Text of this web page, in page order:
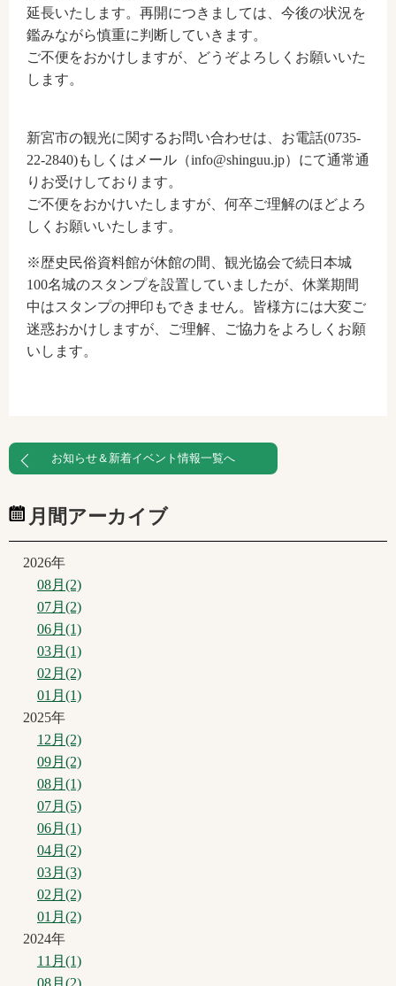
延長いたします。再開につきましては、今後の状況を
鑑みながら慎重に判断していきます。
ご不便をおかけしますが、どうぞよろしくお願いいた
します。
新宮市の観光に関するお問い合わせは、お電話(0735-
22-2840)もしくはメール（info@shinguu.jp）にて通常通
りお受けしております。
ご不便をおかけいたしますが、何卒ご理解のほどよろ
しくお願いいたします。
※歴史民俗資料館が休館の間、観光協会で続日本城
100名城のスタンプを設置していましたが、休業期間
中はスタンプの押印もできません。皆様方には大変ご
迷惑おかけしますが、ご理解、ご協力をよろしくお願
いします。
お知らせ＆新着イベント情報一覧へ
月間アーカイブ
2026年
08月(2)
07月(2)
06月(1)
03月(1)
02月(2)
01月(1)
2025年
12月(2)
09月(2)
08月(1)
07月(5)
06月(1)
04月(2)
03月(3)
02月(2)
01月(2)
2024年
11月(1)